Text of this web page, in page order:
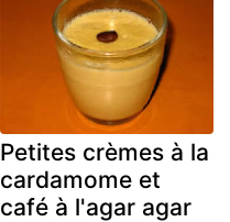
Petites crèmes à la
cardamome et
café à l'agar agar